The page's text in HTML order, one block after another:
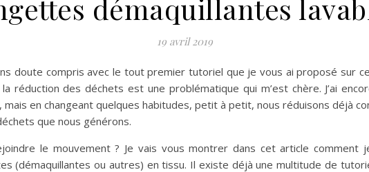
démaquillantes
19 avril 2019
doute compris avec le tout premier tutoriel que je vous ai proposé sur
la réduction des déchets est une problématique qui m’est chère. J’ai
en changeant quelques habitudes, petit à petit, nous réduisons déjà
que nous générons.
le mouvement ? Je vais vous montrer dans cet article comment
(démaquillantes ou autres) en tissu. Il existe déjà une multitude de